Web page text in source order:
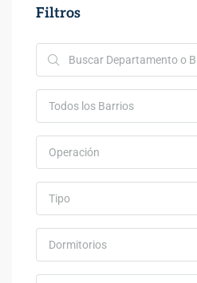
Filtros
Todos los Barrios
Operación
Tipo
Dormitorios